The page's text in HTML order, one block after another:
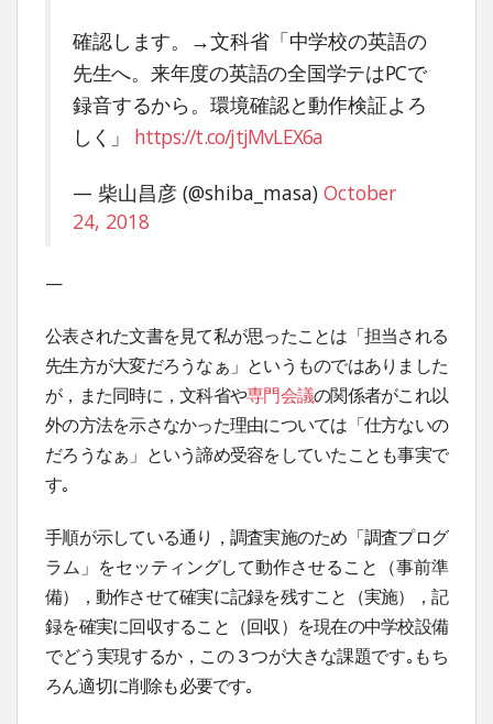
確認します。→文科省「中学校の英語の
先生へ。来年度の英語の全国学テはPCで
録音するから。環境確認と動作検証よろ
しく」 https://t.co/jtjMvLEX6a
— 柴山昌彦 (@shiba_masa) October
24, 2018
—
公表された文書を見て私が思ったことは「担当される
先生方が大変だろうなぁ」というものではありました
が，また同時に，文科省や専門会議の関係者がこれ以
外の方法を示さなかった理由については「仕方ないの
だろうなぁ」という諦め受容をしていたことも事実で
す｡
手順が示している通り，調査実施のため「調査プログ
ラム」をセッティングして動作させること（事前準
備），動作させて確実に記録を残すこと（実施），記
録を確実に回収すること（回収）を現在の中学校設備
でどう実現するか，この３つが大きな課題です｡もち
ろん適切に削除も必要です｡